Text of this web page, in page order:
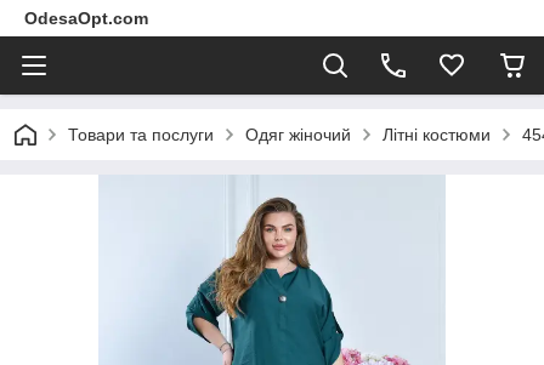
OdesaOpt.com
Товари та послуги Одяг жіночий Літні костюми